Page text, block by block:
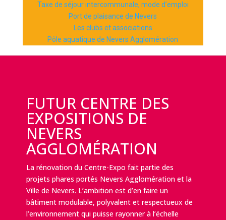
Taxe de séjour intercommunale, mode d’emploi
Port de plaisance de Nevers
Les clubs et associations
Pôle aquatique de Nevers Agglomération
FUTUR CENTRE DES
EXPOSITIONS DE
NEVERS
AGGLOMÉRATION
La rénovation du Centre-Expo fait partie des
projets phares portés Nevers Agglomération et la
Ville de Nevers. L’ambition est d’en faire un
bâtiment modulable, polyvalent et respectueux de
l’environnement qui puisse rayonner à l’échelle